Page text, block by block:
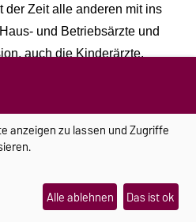
der Zeit alle anderen mit ins
und Betriebsärzte und
auch die Kinderärzte.
ist.
natürlich auch damit
eine ganz hohe
anzeigen zu lassen und Zugriffe
Alle ablehnen Das ist ok